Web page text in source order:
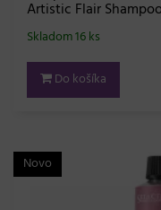
Artistic Flair
Skladom 16 ks
Do košíka
Novo